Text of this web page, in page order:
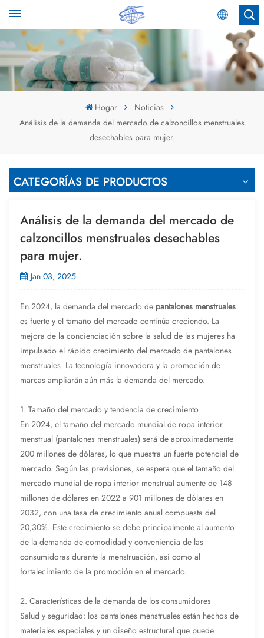
Español
English
عربي
Hogar
Noticias
Análisis de la demanda del mercado de calzoncillos menstruales
desechables para mujer.
CATEGORÍAS DE PRODUCTOS
Análisis de la demanda del mercado de
calzoncillos menstruales desechables
para mujer.
Jan 03, 2025
En 2024, la demanda del mercado de pantalones menstruales
es fuerte y el tamaño del mercado continúa creciendo. La
mejora de la concienciación sobre la salud de las mujeres ha
impulsado el rápido crecimiento del mercado de pantalones
menstruales. La tecnología innovadora y la promoción de
marcas ampliarán aún más la demanda del mercado.
1. Tamaño del mercado y tendencia de crecimiento
En 2024, el tamaño del mercado mundial de ropa interior
menstrual (pantalones menstruales) será de aproximadamente
200 millones de dólares, lo que muestra un fuerte potencial de
mercado. Según las previsiones, se espera que el tamaño del
mercado mundial de ropa interior menstrual aumente de 148
millones de dólares en 2022 a 901 millones de dólares en
2032, con una tasa de crecimiento anual compuesta del
20,30%. Este crecimiento se debe principalmente al aumento
de la demanda de comodidad y conveniencia de las
consumidoras durante la menstruación, así como al
fortalecimiento de la promoción en el mercado.
2. Características de la demanda de los consumidores
Salud y seguridad: los pantalones menstruales están hechos de
materiales especiales y un diseño estructural que puede